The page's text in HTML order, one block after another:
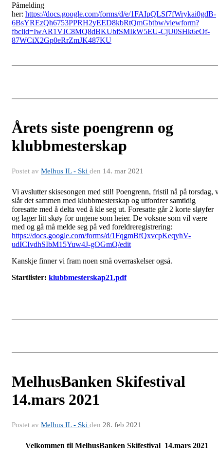
Påmelding
her: https://docs.google.com/forms/d/e/1FAIpQLSf7fWrykai0gdB-
6BsYREzQh6753PPRH2yEED8kbRtQmGbtbw/viewform?
fbclid=IwAR1VJC8MQ8dBKUbfSMIkW5EU-CjU0SHk6eOf-
87WCiX2Gp0eRrZmJK487KU
Årets siste poengrenn og
klubbmesterskap
Postet av Melhus IL - Ski den 14. mar 2021
Vi avslutter skisesongen med stil! Poengrenn, fristil nå på torsdag,
slår det sammen med klubbmesterskap og utfordrer samtidig
foresatte med å delta ved å kle seg ut. Foresatte går 2 korte sløyfer
og lager litt skøy for ungene som heier. De voksne som vil være
med og gå må melde seg på ved foreldreregistrering:
https://docs.google.com/forms/d/1FqgmBfQxvcpKeqyhV-
udICIvdhSIbM15Yuw4J-gOGmQ/edit
Kanskje finner vi fram noen små overraskelser også.
Startlister: klubbmesterskap21.pdf
MelhusBanken Skifestival
14.mars 2021
Postet av Melhus IL - Ski den 28. feb 2021
Velkommen til MelhusBanken Skifestival 14.mars 2021